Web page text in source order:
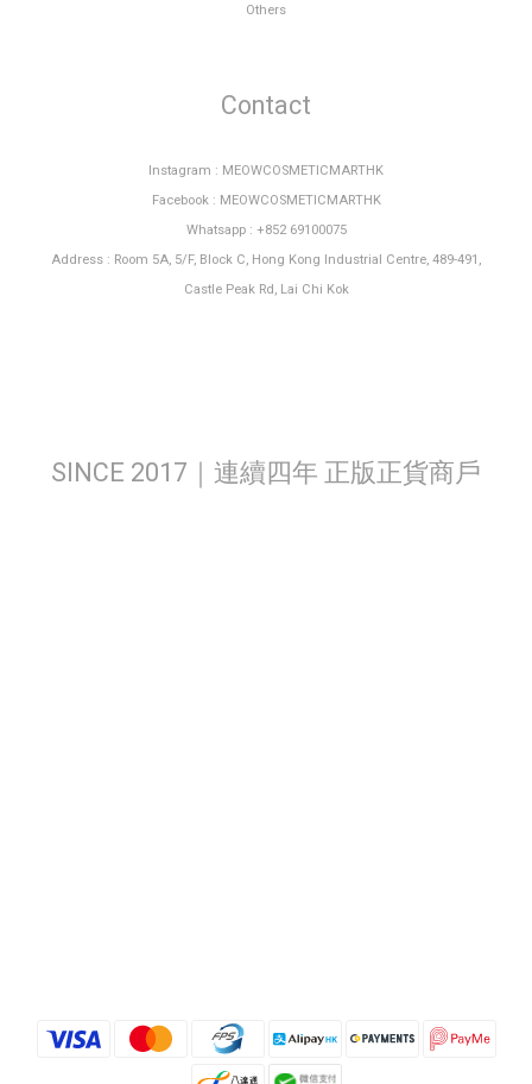
Others
Contact
Instagram : MEOWCOSMETICMARTHK
Facebook : MEOWCOSMETICMARTHK
Whatsapp : +852 69100075
Address : Room 5A, 5/F, Block C, Hong Kong Industrial Centre, 489-491,
Castle Peak Rd, Lai Chi Kok
SINCE 2017｜連續四年 正版正貨商戶